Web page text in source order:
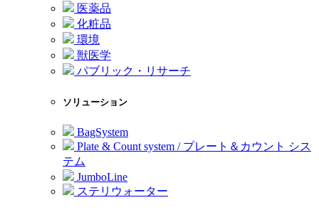
医薬品
化粧品
環境
獣医学
パブリック・リサーチ
ソリューション
BagSystem
Plate & Count system / プレート＆カウント シス
テム
JumboLine
ステリウォーター